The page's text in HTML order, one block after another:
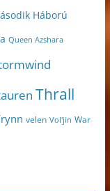
Háború
Queen Azshara
Thrall
velen Vol'jin War